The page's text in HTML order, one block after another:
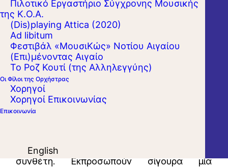
Πιλοτικό Εργαστήριο Σύγχρονης Μουσικής
της Κ.Ο.Α.
(Dis)playing Attica (2020)
Ad libitum
Φεστιβάλ «ΜουσιΚώς» Νοτίου Αιγαίου
(Επι)μένοντας Αιγαίο
Το Ροζ Κουτί (της Αλληλεγγύης)
Οι Φίλοι της Ορχήστρας
Χορηγοί
Χορηγοί Επικοινωνίας
Επικοινωνία
English
φαγκότο) με το τσέμπαλο, τον «βασιλιά»
των μουσικών οργάνων της εποχής του
Μπαρόκ, πρωταγωνιστεί σε αυτή τη
συναυλία μουσικής δωματίου.
Συνθέσεις αινιγματικές, οι δύο από τις έξι
Σονάτες σε Τρίο για δύο όμποε, φαγκότο και
μπάσο κοντίνουο του Τσέχου Γιάν Ντισμάς
σημείο αναφοράς στο έργο του ξεχασμένου
συνθέτη. Εκπροσωπούν σίγουρα μία